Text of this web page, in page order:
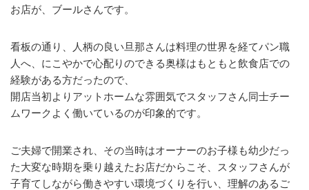
お店が、ブールさんです。
看板の通り、人柄の良い旦那さんは料理の世界を経てパン職
人へ、にこやかで心配りのできる奥様はもともと飲食店での
経験がある方だったので、
開店当初よりアットホームな雰囲気でスタッフさん同士チー
ムワークよく働いているのが印象的です。
ご夫婦で開業され、その当時はオーナーのお子様も幼少だっ
た大変な時期を乗り越えたお店だからこそ、スタッフさんが
子育てしながら働きやすい環境づくりを行い、理解のあるご